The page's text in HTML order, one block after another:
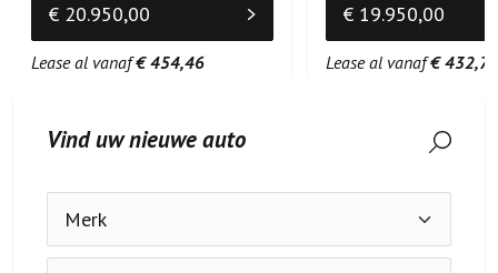
Vind uw nieuwe auto
€ 20.950,00
Lease al vanaf€ 454,46
€ 19.950,00
Lease al vanaf€ 432,77